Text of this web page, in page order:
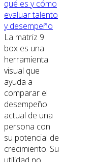
qué es y cómo
evaluar talento
y desempeño
La matriz 9
box es una
herramienta
visual que
ayuda a
comparar el
desempeño
actual de una
persona con
su potencial de
crecimiento. Su